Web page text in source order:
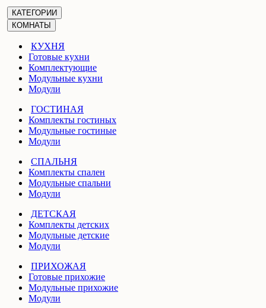
КАТЕГОРИИ
КОМНАТЫ
КУХНЯ
Готовые кухни
Комплектующие
Модульные кухни
Модули
ГОСТИНАЯ
Комплекты гостиных
Модульные гостиные
Модули
СПАЛЬНЯ
Комплекты спален
Модульные спальни
Модули
ДЕТСКАЯ
Комплекты детских
Модульные детские
Модули
ПРИХОЖАЯ
Готовые прихожие
Модульные прихожие
Модули